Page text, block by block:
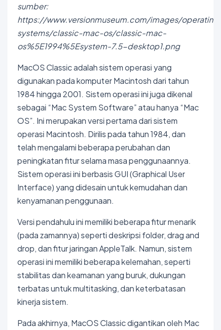
sumber:
https://www.versionmuseum.com/images/
systems/classic-mac-os/classic-mac-
os%5E1994%5Esystem-7.5-desktop1.png
MacOS Classic adalah sistem operasi yang
digunakan pada komputer Macintosh dari tahun
1984 hingga 2001. Sistem operasi ini juga dikenal
sebagai “Mac System Software” atau hanya “Mac
OS”. Ini merupakan versi pertama dari sistem
operasi Macintosh. Dirilis pada tahun 1984, dan
telah mengalami beberapa perubahan dan
peningkatan fitur selama masa penggunaannya.
Sistem operasi ini berbasis GUI (Graphical User
Interface) yang didesain untuk kemudahan dan
kenyamanan penggunaan.
Versi pendahulu ini memiliki beberapa fitur menarik
(pada zamannya) seperti deskripsi folder, drag and
drop, dan fitur jaringan AppleTalk. Namun, sistem
operasi ini memiliki beberapa kelemahan, seperti
stabilitas dan keamanan yang buruk, dukungan
terbatas untuk multitasking, dan keterbatasan
kinerja sistem.
Pada akhirnya, MacOS Classic digantikan oleh Mac